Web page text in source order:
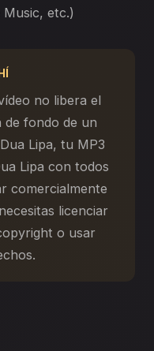
etc.)
no libera el
de fondo de un
Lipa, tu MP3
Lipa con todos
comercialmente
licenciar
o usar